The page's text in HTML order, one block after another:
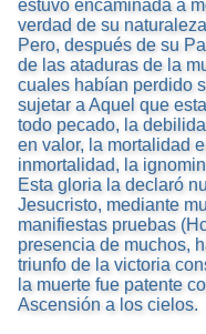
estuvo encaminada a
verdad de su
Pero, después de su
de las ataduras de la
cuales habían perdido
sujetar a Aquel que
todo pecado, la
en valor, la mortalidad
inmortalidad, la
Esta gloria la declaró
Jesucristo, mediante
manifiestas pruebas
presencia de muchos,
triunfo de la victoria
la muerte fue patente
Ascensión a los cielos.